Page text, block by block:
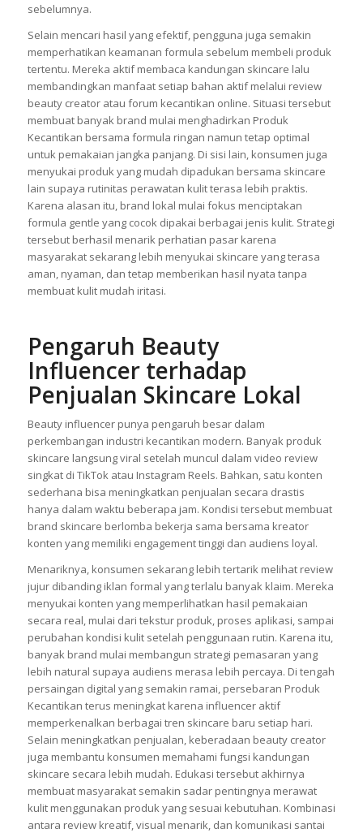
sebelumnya.
Selain mencari hasil yang efektif, pengguna juga semakin
memperhatikan keamanan formula sebelum membeli produk
tertentu. Mereka aktif membaca kandungan skincare lalu
membandingkan manfaat setiap bahan aktif melalui review
beauty creator atau forum kecantikan online. Situasi tersebut
membuat banyak brand mulai menghadirkan Produk
Kecantikan bersama formula ringan namun tetap optimal
untuk pemakaian jangka panjang. Di sisi lain, konsumen juga
menyukai produk yang mudah dipadukan bersama skincare
lain supaya rutinitas perawatan kulit terasa lebih praktis.
Karena alasan itu, brand lokal mulai fokus menciptakan
formula gentle yang cocok dipakai berbagai jenis kulit. Strategi
tersebut berhasil menarik perhatian pasar karena
masyarakat sekarang lebih menyukai skincare yang terasa
aman, nyaman, dan tetap memberikan hasil nyata tanpa
membuat kulit mudah iritasi.
Pengaruh Beauty
Influencer terhadap
Penjualan Skincare Lokal
Beauty influencer punya pengaruh besar dalam
perkembangan industri kecantikan modern. Banyak produk
skincare langsung viral setelah muncul dalam video review
singkat di TikTok atau Instagram Reels. Bahkan, satu konten
sederhana bisa meningkatkan penjualan secara drastis
hanya dalam waktu beberapa jam. Kondisi tersebut membuat
brand skincare berlomba bekerja sama bersama kreator
konten yang memiliki engagement tinggi dan audiens loyal.
Menariknya, konsumen sekarang lebih tertarik melihat review
jujur dibanding iklan formal yang terlalu banyak klaim. Mereka
menyukai konten yang memperlihatkan hasil pemakaian
secara real, mulai dari tekstur produk, proses aplikasi, sampai
perubahan kondisi kulit setelah penggunaan rutin. Karena itu,
banyak brand mulai membangun strategi pemasaran yang
lebih natural supaya audiens merasa lebih percaya. Di tengah
persaingan digital yang semakin ramai, persebaran Produk
Kecantikan terus meningkat karena influencer aktif
memperkenalkan berbagai tren skincare baru setiap hari.
Selain meningkatkan penjualan, keberadaan beauty creator
juga membantu konsumen memahami fungsi kandungan
skincare secara lebih mudah. Edukasi tersebut akhirnya
membuat masyarakat semakin sadar pentingnya merawat
kulit menggunakan produk yang sesuai kebutuhan. Kombinasi
antara review kreatif, visual menarik, dan komunikasi santai